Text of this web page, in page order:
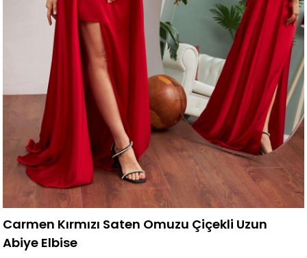
Carmen Kırmızı Saten Omuzu Çiçekli Uzun
Abiye Elbise